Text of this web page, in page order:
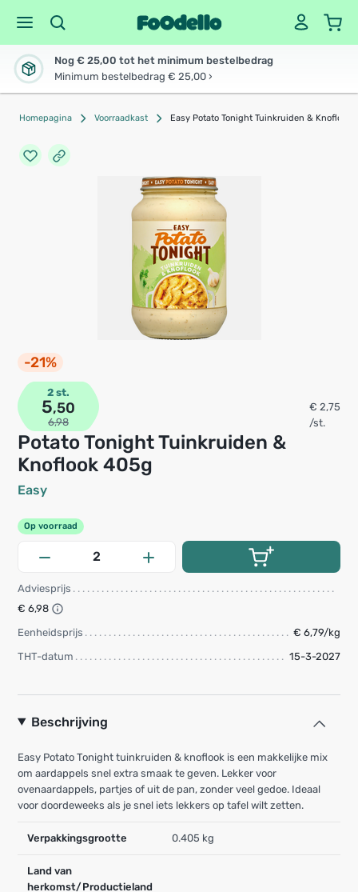
Nog € 25,00 tot het minimum bestelbedrag
Minimum bestelbedrag € 25,00 ›
Homepagina Voorraadkast Easy Potato Tonight Tuinkruiden & Knoflook
-21%
Potato Tonight Tuinkruiden &
Knoflook 405g
Easy
2 st.
5,50
6,98
€ 2,75
/st.
Op voorraad
Adviesprijs
€ 6,98
Eenheidsprijs
€ 6,79/kg
THT-datum
15-3-2027
Beschrijving
Easy Potato Tonight tuinkruiden & knoflook is een makkelijke mix
om aardappels snel extra smaak te geven. Lekker voor
ovenaardappels, partjes of uit de pan, zonder veel gedoe. Ideaal
voor doordeweeks als je snel iets lekkers op tafel wilt zetten.
Verpakkingsgrootte 0.405 kg
Land van
herkomst/Productieland